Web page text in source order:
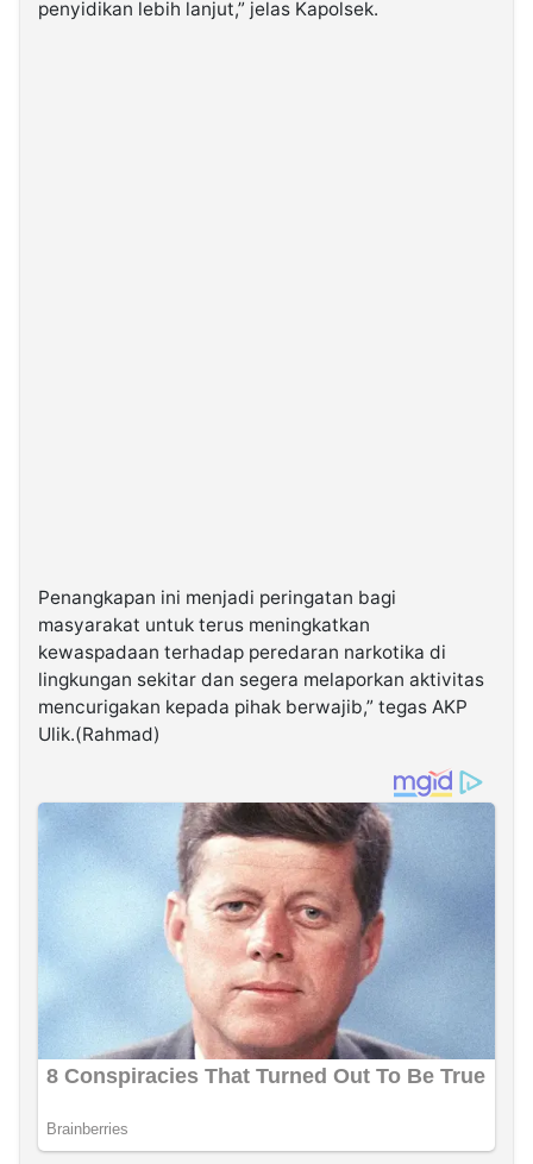
penyidikan lebih lanjut,” jelas Kapolsek.
Penangkapan ini menjadi peringatan bagi
masyarakat untuk terus meningkatkan
kewaspadaan terhadap peredaran narkotika di
lingkungan sekitar dan segera melaporkan aktivitas
mencurigakan kepada pihak berwajib,” tegas AKP
Ulik.(Rahmad)